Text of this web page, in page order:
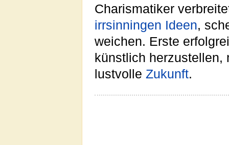
Charismatiker
irrsinningen Ideen,
weichen. Erste
künstlich
lustvolle Zukunft.